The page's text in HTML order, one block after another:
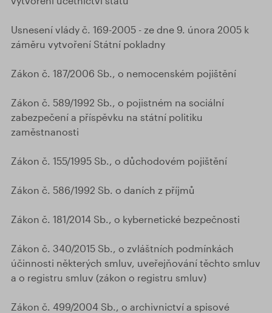
Usnesení vlády č. 169-2005 - ze dne 9. února 2005 k
záměru vytvoření Státní pokladny
Zákon č. 187/2006 Sb., o nemocenském pojištění
Zákon č. 589/1992 Sb., o pojistném na sociální
zabezpečení a příspěvku na státní politiku
zaměstnanosti
Zákon č. 155/1995 Sb., o důchodovém pojištění
Zákon č. 586/1992 Sb. o daních z příjmů
Zákon č. 181/2014 Sb., o kybernetické bezpečnosti
Zákon č. 340/2015 Sb., o zvláštních podmínkách
účinnosti některých smluv, uveřejňování těchto smluv
a o registru smluv (zákon o registru smluv)
Zákon č. 499/2004 Sb., o archivnictví a spisové